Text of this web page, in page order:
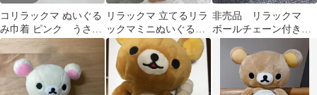
コリラックマ ぬいぐる
み巾着 ピンク うさ
ぎ リラックマ サン
エックス
リラックマ 立てるリラ
ックマミニぬいぐるみ3
点セット
非売品 リラックマ
ボールチェーン付きた
ラックマ タグ付き